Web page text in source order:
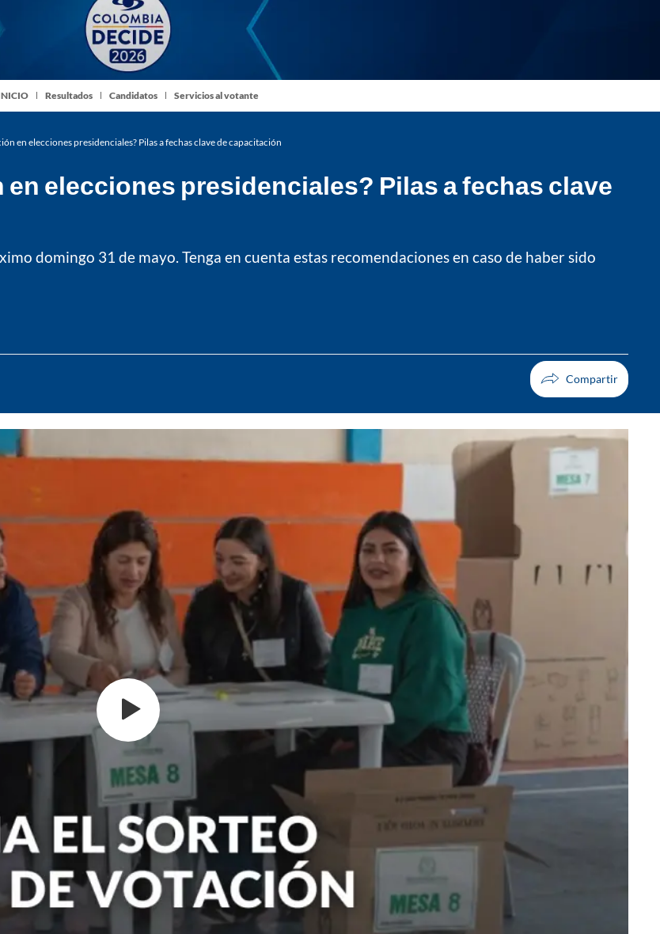
Resultados Candidatos Servicios al votante
en elecciones presidenciales? Pilas a fechas clave de capacitación
elecciones presidenciales? Pilas a fechas clave
domingo 31 de mayo. Tenga en cuenta estas recomendaciones en caso de haber sido
Facebook
Whatsapp
Copiar enlace
Telegram
LinkedIn